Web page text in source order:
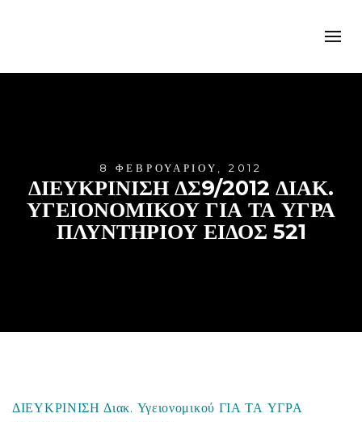
8 ΦΕΒΡΟΥΑΡΊΟΥ, 2012
ΔΙΕΥΚΡΙΝΙΣΗ ΔΣ9/2012 ΔΙΑΚ.
ΥΓΕΙΟΝΟΜΙΚΟΎ ΓΙΑ ΤΑ ΥΓΡΑ
ΠΛΥΝΤΗΡΙΟΥ ΕΙΔΟΣ 521
ΔΙΕΥΚΡΙΝΙΣΗ Διακ. Υγειονομικού ΓΙΑ ΤΑ ΥΓΡΑ